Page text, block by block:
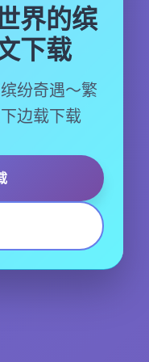
界的缤
下载
纷奇遇～繁
边载下载